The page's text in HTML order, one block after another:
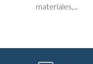
materiales,...